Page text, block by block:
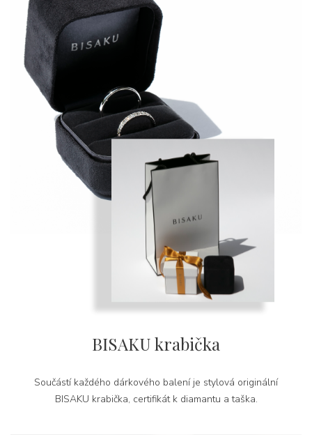
BISAKU krabička
Součástí každého dárkového balení je stylová originální
BISAKU krabička, certifikát k diamantu a taška.